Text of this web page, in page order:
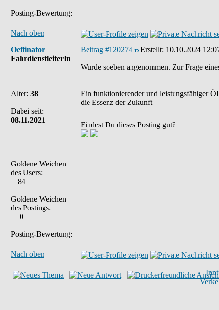
Posting-Bewertung:
Nach oben
Oeffinator
FahrdienstleiterIn
Alter: 38
Dabei seit:
08.11.2021
Goldene Weichen
des Users:
84
Goldene Weichen
des Postings:
0
Posting-Bewertung:
Beitrag #120274 Erstellt: 10.10.2024
Wurde soeben angenommen. Zur Frage
Ein funktionierender und leistungsfähiger
die Essenz der Zukunft.
Findest Du dieses Posting gut?
Nach oben